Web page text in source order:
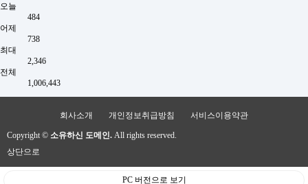
오늘
484
어제
738
최대
2,346
전체
1,006,443
회사소개 개인정보취급방침 서비스이용약관
Copyright © 소유하신 도메인. All rights reserved.
상단으로
PC 버전으로 보기